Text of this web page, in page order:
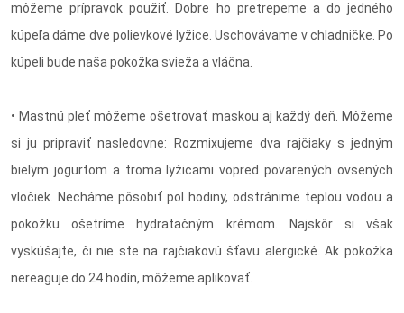
môžeme prípravok použiť. Dobre ho pretrepeme a do jedného
kúpeľa dáme dve polievkové lyžice. Uschovávame v chladničke. Po
kúpeli bude naša pokožka svieža a vláčna.
• Mastnú pleť môžeme ošetrovať maskou aj každý deň. Môžeme
si ju pripraviť nasledovne: Rozmixujeme dva rajčiaky s jedným
bielym jogurtom a troma lyžicami vopred povarených ovsených
vločiek. Necháme pôsobiť pol hodiny, odstránime teplou vodou a
pokožku ošetríme hydratačným krémom. Najskôr si však
vyskúšajte, či nie ste na rajčiakovú šťavu alergické. Ak pokožka
nereaguje do 24 hodín, môžeme aplikovať.